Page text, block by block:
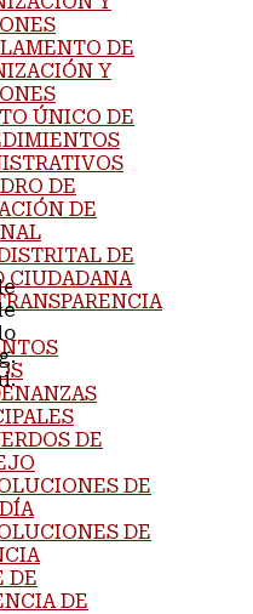
DE
Y
ÚNICO DE
DE
DE
DE
CIUDADANA
DE
DE
DE
DE
DE